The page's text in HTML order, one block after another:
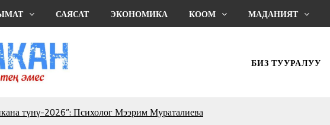
САЯСАТ ЭКОНОМИКА КООМ МАДАНИЯТ
БИЗ ТУУРАЛУУ
түнγ-2026”: Психолог Мээрим Мураталиева